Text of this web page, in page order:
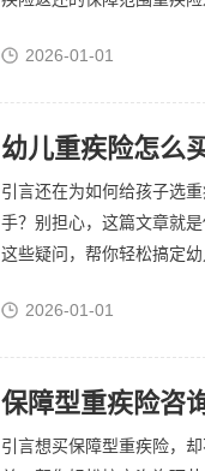
2026-01-01
幼儿重疾险怎么
引言还在为如何给孩子选
手？别担心，这篇文章就
这些疑问，帮你轻松搞定
2026-01-01
保障型重疾险咨
引言想买保障型重疾险，